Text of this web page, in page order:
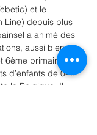
et le
Line) depuis plus
a animé des
aussi bien à
6ème primaire
d’enfants de 0-12
la Belgique. Il